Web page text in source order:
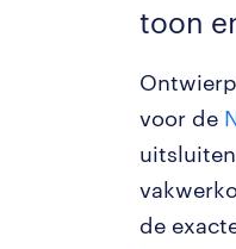
toon
voor de
de